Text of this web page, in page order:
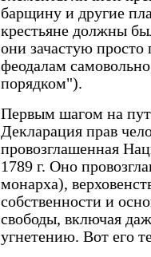
барщину и другие
крестьяне должны
они зачастую просто
феодалам
порядком").
Первым шагом на
Декларация прав
провозглашенная
1789 г. Оно
монарха),
собственности и
свободы, включая
угнетению. Вот его